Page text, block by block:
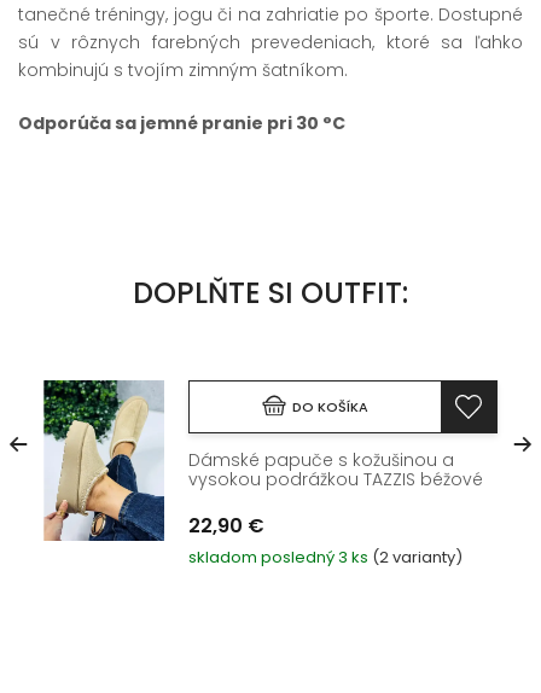
tanečné tréningy, jogu či na zahriatie po športe. Dostupné
sú v rôznych farebných prevedeniach, ktoré sa ľahko
kombinujú s tvojím zimným šatníkom.
Odporúča sa jemné pranie pri 30 °C
DOPLŇTE SI OUTFIT:
DO KOŠÍKA
Dámské papuče s kožušinou a
vysokou podrážkou TAZZIS béžové
22,90 €
skladom posledný 3 ks (2 varianty)